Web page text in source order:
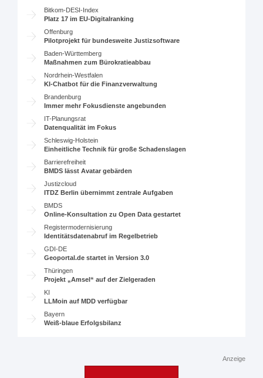
Bitkom-DESI-Index
Platz 17 im EU-Digitalranking
Offenburg
Pilotprojekt für bundesweite Justizsoftware
Baden-Württemberg
Maßnahmen zum Bürokratieabbau
Nordrhein-Westfalen
KI-Chatbot für die Finanzverwaltung
Brandenburg
Immer mehr Fokusdienste angebunden
IT-Planungsrat
Datenqualität im Fokus
Schleswig-Holstein
Einheitliche Technik für große Schadenslagen
Barrierefreiheit
BMDS lässt Avatar gebärden
Justizcloud
ITDZ Berlin übernimmt zentrale Aufgaben
BMDS
Online-Konsultation zu Open Data gestartet
Registermodernisierung
Identitätsdatenabruf im Regelbetrieb
GDI-DE
Geoportal.de startet in Version 3.0
Thüringen
Projekt „Amsel“ auf der Zielgeraden
KI
LLMoin auf MDD verfügbar
Bayern
Weiß-blaue Erfolgsbilanz
Anzeige